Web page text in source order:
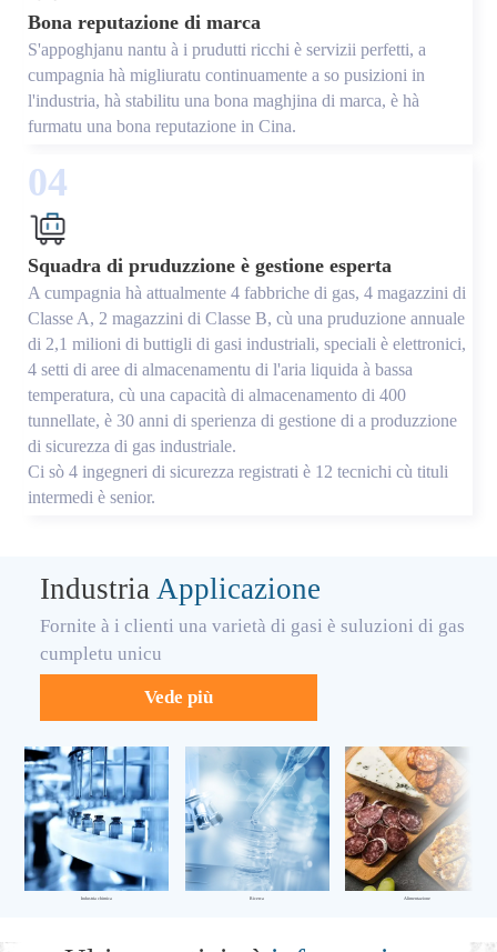
Bona reputazione di marca
S'appoghjanu nantu à i prudutti ricchi è servizii perfetti, a
cumpagnia hà migliuratu continuamente a so pusizioni in
l'industria, hà stabilitu una bona maghjina di marca, è hà
furmatu una bona reputazione in Cina.
04
Squadra di pruduzzione è gestione esperta
A cumpagnia hà attualmente 4 fabbriche di gas, 4 magazzini di
Classe A, 2 magazzini di Classe B, cù una pruduzione annuale
di 2,1 milioni di buttigli di gasi industriali, speciali è elettronici,
4 setti di aree di almacenamentu di l'aria liquida à bassa
temperatura, cù una capacità di almacenamento di 400
tunnellate, è 30 anni di sperienza di gestione di a produzzione
di sicurezza di gas industriale.
Ci sò 4 ingegneri di sicurezza registrati è 12 tecnichi cù tituli
intermedi è senior.
Industria Applicazione
Fornite à i clienti una varietà di gasi è suluzioni di gas
cumpletu unicu
Vede più
Industria chimica Ricerca Alimentazione